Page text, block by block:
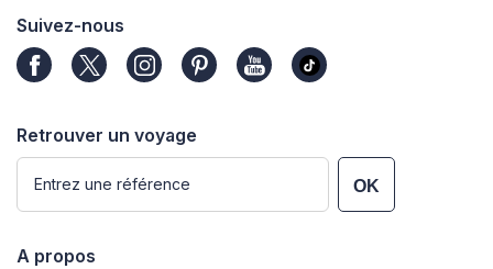
Suivez-nous
Retrouver un voyage
OK
A propos